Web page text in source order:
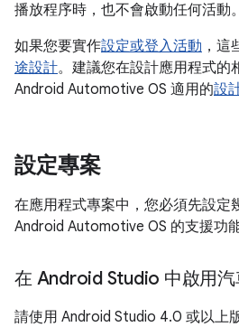
播放程序時，也不會啟動任何活動。
如果您要實作設定或登入活動 ，這
途設計。建議您在設計應用程式的
Android Automotive OS 適用的設
設定專案
在應用程式專案中，您必須先設定
Android Automotive OS 的支援功能
在 Android Studio 中啟用
請使用 Android Studio 4.0 或以上